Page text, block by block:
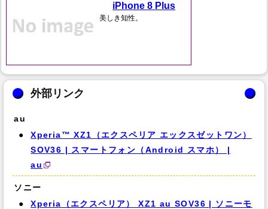
iPhone 8 Plus
美しき知性。
外部リンク
au
Xperia™ XZ1（エクスペリア エックスゼットワン）
SOV36 | スマートフォン（Android スマホ） |
au
ソニー
Xperia（エクスペリア） XZ1 au SOV36 | ソニーモ